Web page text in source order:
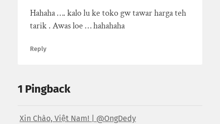
Hahaha …. kalo lu ke toko gw tawar harga teh
tarik . Awas loe … hahahaha
Reply
1 Pingback
Xin Chào, Việt Nam! | @OngDedy